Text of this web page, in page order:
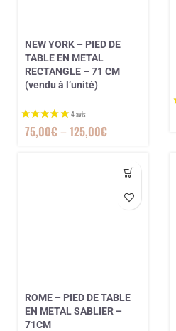
NEW YORK – PIED DE
TABLE EN METAL
RECTANGLE – 71 CM
(vendu à l’unité)
75,00€–125,00€
ROME – PIED DE TABLE
EN METAL SABLIER –
71CM